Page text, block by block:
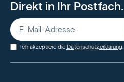
Direkt in Ihr Postfach.
Ich akzeptiere die Datenschutzerklärung